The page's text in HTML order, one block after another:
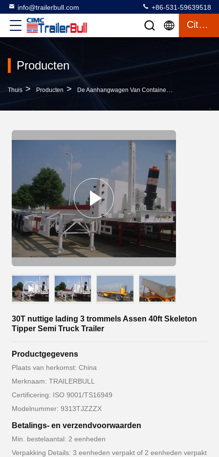
info@trailerbull.com +86-531-59639518
Citaat
Producten
Thuis > Producten > De Aanhangwagen Van Containerchassis
30T nuttige lading 3 trommels Assen 40ft Skeleton
Tipper Semi Truck Trailer
Productgegevens
Plaats van herkomst: China
Merknaam: TRAILERBULL
Certificering: ISO 9001/TS16949
Modelnummer: 9313TJZZZX
Betalings- en verzendvoorwaarden
Min. bestelaantal: 2 eenheden
Verpakking Details: 3 eenheden verpakt of 2 eenheden verpakt